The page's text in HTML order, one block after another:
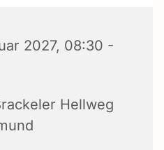
2027, 08:30 -
Hellweg